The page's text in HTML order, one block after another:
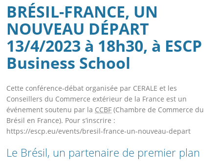
BRÉSIL-FRANCE, UN
NOUVEAU DÉPART
13/4/2023 à 18h30, à ESCP
Business School
Cette conférence-débat organisée par CERALE et les
Conseillers du Commerce extérieur de la France est un
événement soutenu par la CCBF (Chambre de Commerce du
Brésil en France). Pour s’inscrire :
https://escp.eu/events/bresil-france-un-nouveau-depart
Le Brésil, un partenaire de premier plan